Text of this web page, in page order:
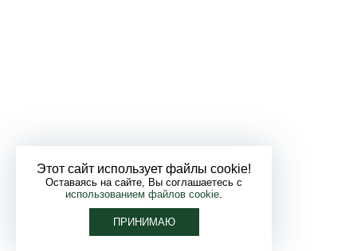
Этот сайт использует файлы cookie!
Оставаясь на сайте, Вы соглашаетесь с
использованием файлов cookie.
ПРИНИМАЮ